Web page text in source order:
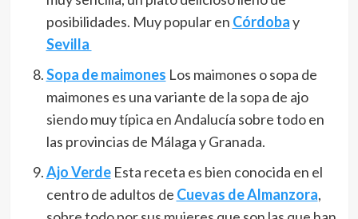
posibilidades. Muy popular en Córdobay
Sevilla
Sopa de maimones Los maimones o sopa de
maimones es una variante de la sopa de ajo
siendo muy típica en Andalucía sobre todo en
las provincias de Málaga y Granada.
Ajo Verde Esta receta es bien conocida en el
centro de adultos de Cuevas de Almanzora,